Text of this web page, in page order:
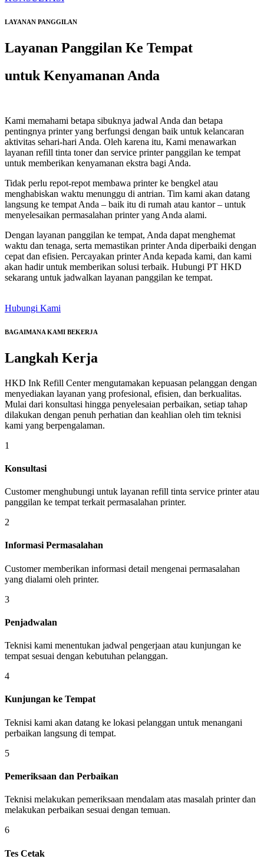
LAYANAN PANGGILAN
Layanan Panggilan Ke Tempat
untuk Kenyamanan Anda
Kami memahami betapa sibuknya jadwal Anda dan betapa
pentingnya printer yang berfungsi dengan baik untuk kelancaran
aktivitas sehari-hari Anda. Oleh karena itu, Kami menawarkan
layanan refill tinta toner dan service printer panggilan ke tempat
untuk memberikan kenyamanan ekstra bagi Anda.
Tidak perlu repot-repot membawa printer ke bengkel atau
menghabiskan waktu menunggu di antrian. Tim kami akan datang
langsung ke tempat Anda – baik itu di rumah atau kantor – untuk
menyelesaikan permasalahan printer yang Anda alami.
Dengan layanan panggilan ke tempat, Anda dapat menghemat
waktu dan tenaga, serta memastikan printer Anda diperbaiki dengan
cepat dan efisien. Percayakan printer Anda kepada kami, dan kami
akan hadir untuk memberikan solusi terbaik. Hubungi PT HKD
sekarang untuk jadwalkan layanan panggilan ke tempat.
Hubungi Kami
BAGAIMANA KAMI BEKERJA
Langkah Kerja
HKD Ink Refill Center mengutamakan kepuasan pelanggan dengan
menyediakan layanan yang profesional, efisien, dan berkualitas.
Mulai dari konsultasi hingga penyelesaian perbaikan, setiap tahap
dilakukan dengan penuh perhatian dan keahlian oleh tim teknisi
kami yang berpengalaman.
1
Konsultasi
Customer menghubungi untuk layanan refill tinta service printer atau
panggilan ke tempat terkait permasalahan printer.
2
Informasi Permasalahan
Customer memberikan informasi detail mengenai permasalahan
yang dialami oleh printer.
3
Penjadwalan
Teknisi kami menentukan jadwal pengerjaan atau kunjungan ke
tempat sesuai dengan kebutuhan pelanggan.
4
Kunjungan ke Tempat
Teknisi kami akan datang ke lokasi pelanggan untuk menangani
perbaikan langsung di tempat.
5
Pemeriksaan dan Perbaikan
Teknisi melakukan pemeriksaan mendalam atas masalah printer dan
melakukan perbaikan sesuai dengan temuan.
6
Tes Cetak